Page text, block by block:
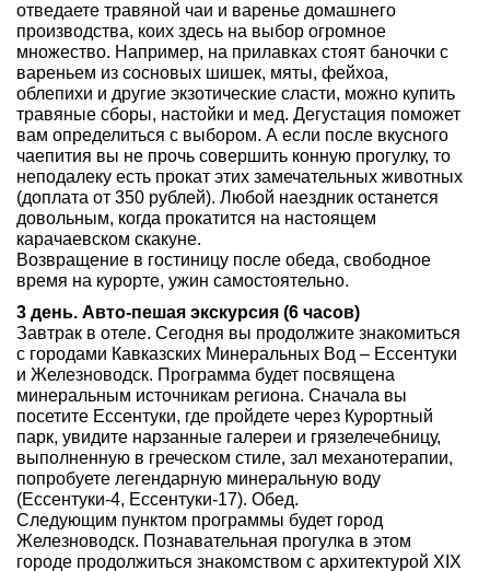
отведаете травяной чаи и варенье домашнего
производства, коих здесь на выбор огромное
множество. Например, на прилавках стоят баночки с
вареньем из сосновых шишек, мяты, фейхоа,
облепихи и другие экзотические сласти, можно купить
травяные сборы, настойки и мед. Дегустация поможет
вам определиться с выбором. А если после вкусного
чаепития вы не прочь совершить конную прогулку, то
неподалеку есть прокат этих замечательных животных
(доплата от 350 рублей). Любой наездник останется
довольным, когда прокатится на настоящем
карачаевском скакуне.
Возвращение в гостиницу после обеда, свободное
время на курорте, ужин самостоятельно.
3 день. Авто-пешая экскурсия (6 часов)
Завтрак в отеле. Сегодня вы продолжите знакомиться
с городами Кавказских Минеральных Вод – Ессентуки
и Железноводск. Программа будет посвящена
минеральным источникам региона. Сначала вы
посетите Ессентуки, где пройдете через Курортный
парк, увидите нарзанные галереи и грязелечебницу,
выполненную в греческом стиле, зал механотерапии,
попробуете легендарную минеральную воду
(Ессентуки-4, Ессентуки-17). Обед.
Следующим пунктом программы будет город
Железноводск. Познавательная прогулка в этом
городе продолжиться знакомством с архитектурой XIX